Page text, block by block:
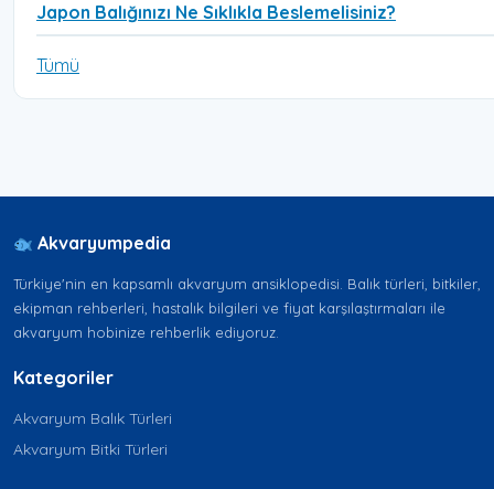
Japon Balığınızı Ne Sıklıkla Beslemelisiniz?
Tümü
Akvaryumpedia
Türkiye'nin en kapsamlı akvaryum ansiklopedisi. Balık türleri, bitkiler,
ekipman rehberleri, hastalık bilgileri ve fiyat karşılaştırmaları ile
akvaryum hobinize rehberlik ediyoruz.
Kategoriler
Akvaryum Balık Türleri
Akvaryum Bitki Türleri